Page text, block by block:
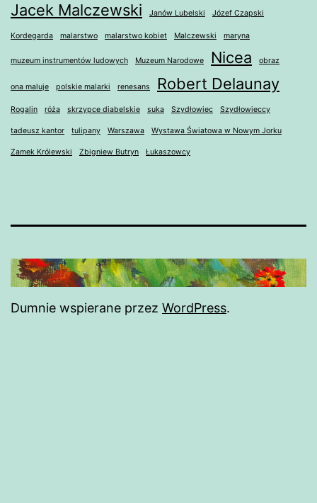
Jacek Malczewski Janów Lubelski Józef Czapski
Kordegarda malarstwo malarstwo kobiet Malczewski maryna
muzeum instrumentów ludowych Muzeum Narodowe Nicea obraz
ona maluje polskie malarki renesans Robert Delaunay
Rogalin róża skrzypce diabelskie suka Szydłowiec Szydłowieccy
tadeusz kantor tulipany Warszawa Wystawa Światowa w Nowym Jorku
Zamek Królewski Zbigniew Butryn Łukaszowcy
Dumnie wspierane przez WordPress.